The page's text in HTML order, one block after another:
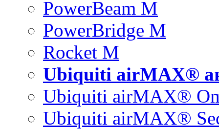
PowerBeam M
PowerBridge M
Rocket M
Ubiquiti airMAX®
Ubiquiti airMAX®
Ubiquiti airMAX®